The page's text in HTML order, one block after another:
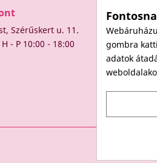
Szérűskert u. 11.
- P 10:00 - 18:00
gombra
adatok